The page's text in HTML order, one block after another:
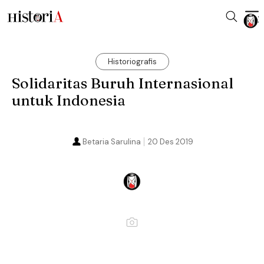
Historiografis
Solidaritas Buruh Internasional
untuk Indonesia
20 Des 2019
Betaria Sarulina